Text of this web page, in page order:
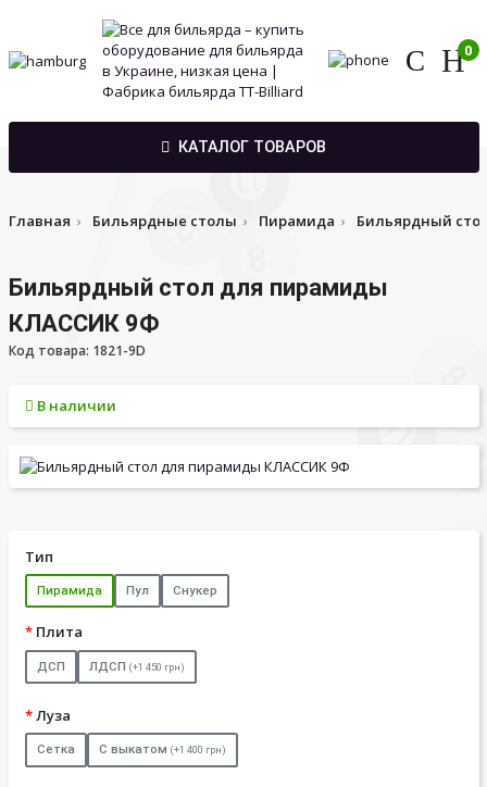
0
КАТАЛОГ ТОВАРОВ
Главная Бильярдные столы Пирамида Бильярдный
Бильярдный стол для пирамиды
КЛАССИК 9Ф
Код товара: 1821-9D
В наличии
Тип
Пирамида Пул Снукер
Плита
ДСП ЛДСП (+1 450 грн)
Луза
Сетка С выкатом (+1 400 грн)